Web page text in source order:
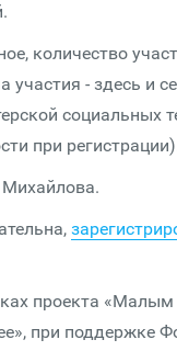
количество
участия - здесь и
социальных
при
проекта «Малым
при поддержке